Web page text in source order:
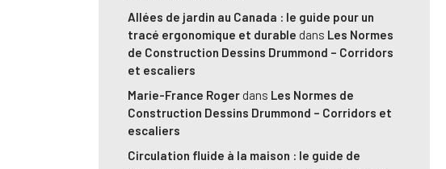
Allées de jardin au Canada : le guide pour un
tracé ergonomique et durable dans Les Normes
de Construction Dessins Drummond – Corridors
et escaliers
Marie-France Roger dans Les Normes de
Construction Dessins Drummond – Corridors et
escaliers
Circulation fluide à la maison : le guide de